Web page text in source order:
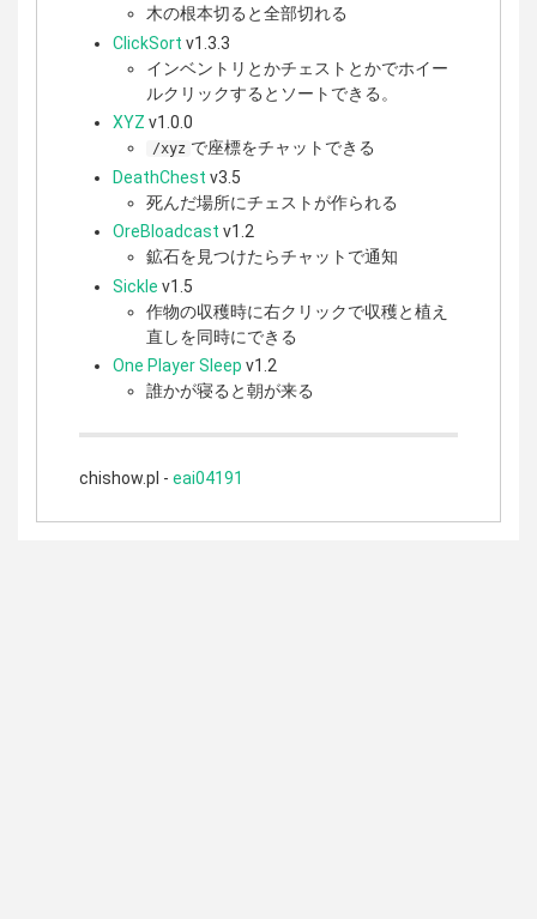
木の根本切ると全部切れる
ClickSort v1.3.3
インベントリとかチェストとかでホイー
ルクリックするとソートできる。
XYZ v1.0.0
/xyz で座標をチャットできる
DeathChest v3.5
死んだ場所にチェストが作られる
OreBloadcast v1.2
鉱石を見つけたらチャットで通知
Sickle v1.5
作物の収穫時に右クリックで収穫と植え
直しを同時にできる
One Player Sleep v1.2
誰かが寝ると朝が来る
chishow.pl - eai04191